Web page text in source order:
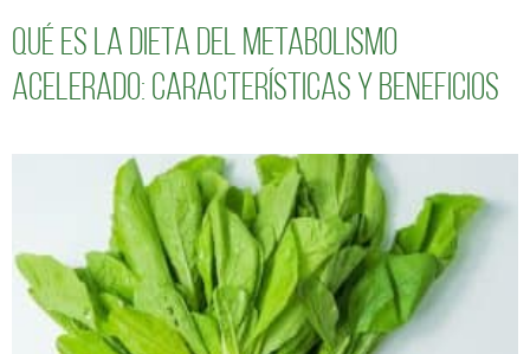
Qué es la dieta del metabolismo
acelerado: características y beneficios